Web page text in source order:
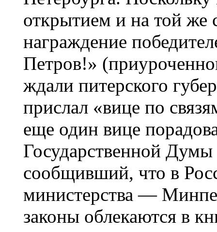
открытием и на той же
награждение
Петров!»
ждали питерского
прислал «вице по
еще один вице
Государственной
сообщивший, что в
министерства —
законы облекаются в